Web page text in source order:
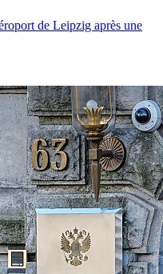
de Leipzig après une